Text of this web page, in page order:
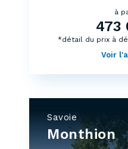
à
473
Voir
*détail du prix à
Savoie
Monthion